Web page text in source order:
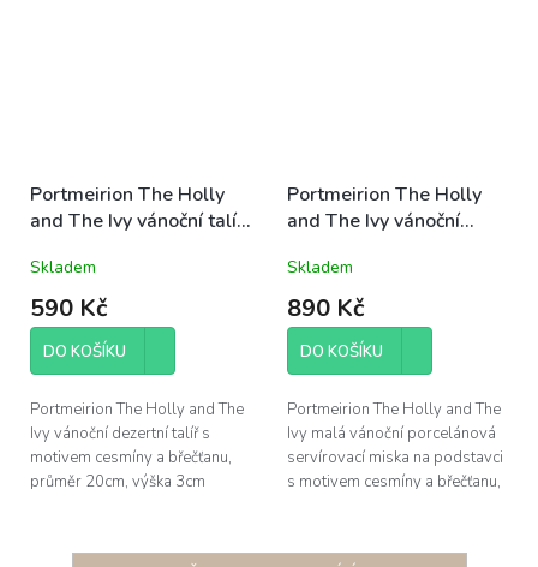
Portmeirion The Holly
and The Ivy vánoční talíř
břečťan
Skladem
590 Kč
DO KOŠÍKU
Portmeirion The Holly and The
Ivy vánoční dezertní talíř s
motivem cesmíny a břečťanu,
průměr 20cm, výška 3cm
Portmeirion The Holly
and The Ivy vánoční
14cm Scallop na
podstavci cesmína a
břečťan
Skladem
890 Kč
DO KOŠÍKU
Portmeirion The Holly and The
Ivy malá vánoční porcelánová
servírovací miska na podstavci
s motivem cesmíny a břečťanu,